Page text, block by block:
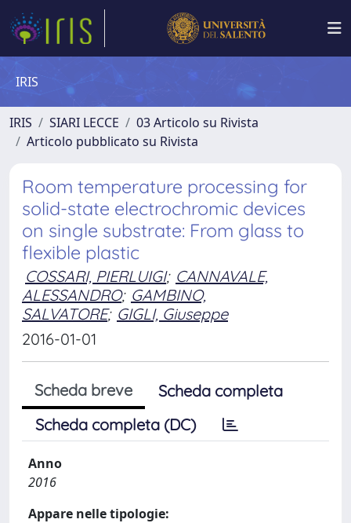
IRIS
IRIS SIARI LECCE
03 Articolo su Rivista
Articolo pubblicato su Rivista
Room temperature processing for
solid-state electrochromic devices
on single substrate: From glass to
flexible plastic
COSSARI, PIERLUIGI; CANNAVALE,
ALESSANDRO; GAMBINO,
SALVATORE; GIGLI, Giuseppe
2016-01-01
Scheda breve
Scheda completa
Scheda completa (DC)
Anno
2016
Appare nelle tipologie: